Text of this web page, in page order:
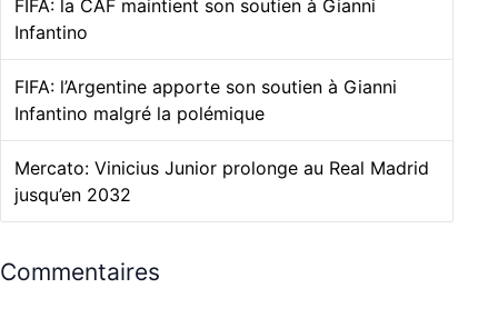
FIFA: la CAF maintient son soutien à Gianni
Infantino
FIFA: l’Argentine apporte son soutien à Gianni
Infantino malgré la polémique
Mercato: Vinicius Junior prolonge au Real Madrid
jusqu’en 2032
Commentaires